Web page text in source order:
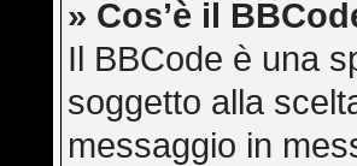
» Cos’è il
Il BBCode è una
soggetto alla
messaggio in